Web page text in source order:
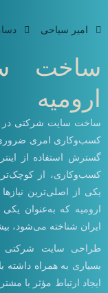
امیر سیاحی دسامبر
ساخت
ارومیه
ساخت سایت شرکتی در
کسب‌وکاری امری ضروری
گسترش استفاده از
کسب‌وکاری، از
یکی از اصلی‌ترین
ارومیه که به‌عنوان
ایران شناخته می‌شود،
طراحی سایت شرکتی
بسیاری به همراه داشته
ایجاد ارتباط مؤثر با